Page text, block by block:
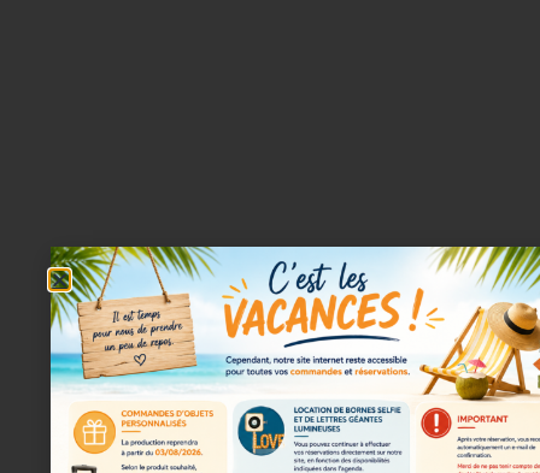
Une question ?